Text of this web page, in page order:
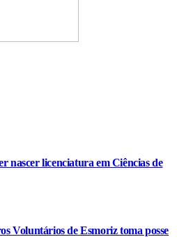
nascer licenciatura em Ciências de
Voluntários de Esmoriz toma posse